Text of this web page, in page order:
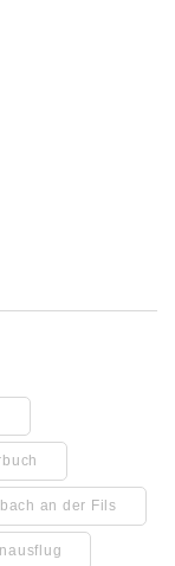
an der Fils